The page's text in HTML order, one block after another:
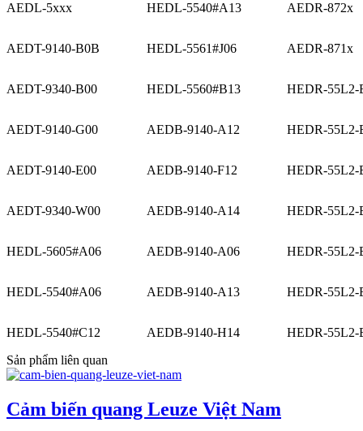
AEDL-5xxx HEDL-5540#A13 AEDR-872x
AEDT-9140-B0B HEDL-5561#J06 AEDR-871x
AEDT-9340-B00 HEDL-5560#B13 HEDR-55L2-
AEDT-9140-G00 AEDB-9140-A12 HEDR-55L2-
AEDT-9140-E00 AEDB-9140-F12 HEDR-55L2-
AEDT-9340-W00 AEDB-9140-A14 HEDR-55L2-
HEDL-5605#A06 AEDB-9140-A06 HEDR-55L2-
HEDL-5540#A06 AEDB-9140-A13 HEDR-55L2-
HEDL-5540#C12 AEDB-9140-H14
HEDR-55L2-
Sản phẩm liên quan
Cảm biến quang Leuze Việt Nam